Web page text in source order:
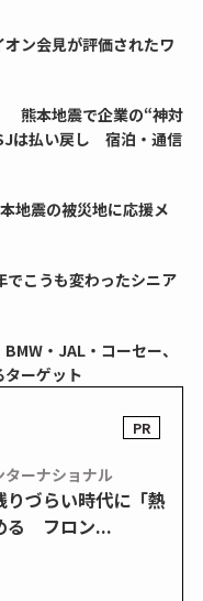
ン会見が評価されたワ
熊本地震で企業の“神対
は払い戻し 宿泊・通信
地震の被災地に応援メ
こうも変わったシニア
・JAL・コーセー、
ーゲット
ターナショナル
りづらい時代に「熱
る フロン...